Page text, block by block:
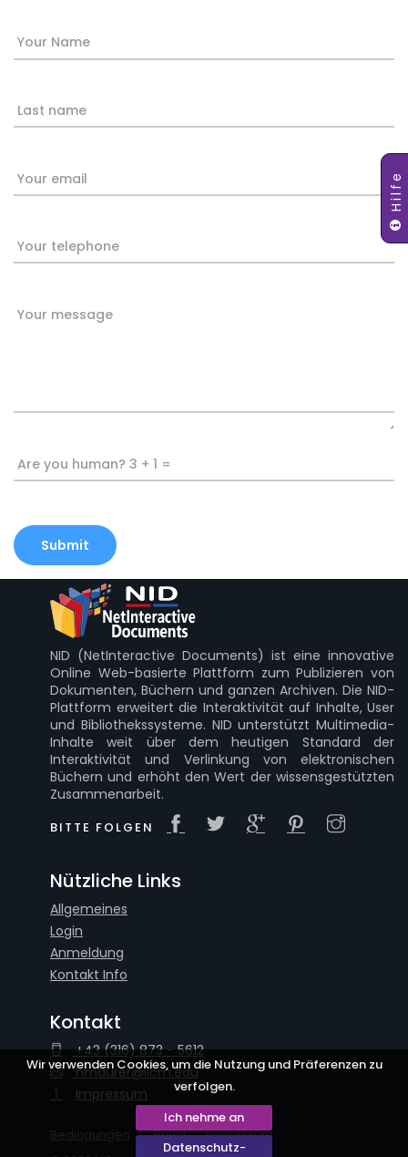
Wir verwenden Cookies, um die Nutzung und Präferenzen zu
verfolgen.
Ich nehme an
Datenschutz-
Hilfe
Your Name
Last name
Your email
Your telephone
Your message
Are you human? 3 + 1 =
NID (NetInteractive Documents) ist eine innovative
Online Web-basierte Plattform zum Publizieren von
Dokumenten, Büchern und ganzen Archiven. Die NID-
Plattform erweitert die Interaktivität auf Inhalte, User
und Bibliothekssysteme. NID unterstützt Multimedia-
Inhalte weit über dem heutigen Standard der
Interaktivität und Verlinkung von elektronischen
Büchern und erhöht den Wert der wissensgestützten
Zusammenarbeit.
BITTE FOLGEN
Nützliche Links
Allgemeines
Login
Anmeldung
Kontakt Info
Kontakt
+43 (316) 873 - 5612
hmaurer@iicm.edu
Impressum
Privat
Impressum